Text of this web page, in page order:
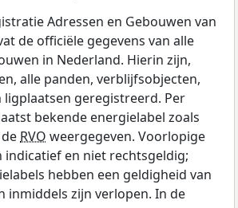
Adressen en Gebouwen van
de officiële gegevens van alle
in Nederland. Hierin zijn,
alle panden, verblijfsobjecten,
ligplaatsen geregistreerd. Per
bekende energielabel zoals
RVO weergegeven. Voorlopige
indicatief en niet rechtsgeldig;
hebben een geldigheid van
inmiddels zijn verlopen. In de